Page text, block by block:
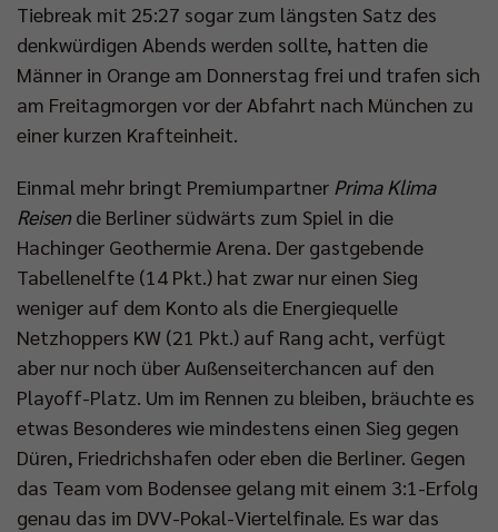
Tiebreak mit 25:27 sogar zum längsten Satz des
denkwürdigen Abends werden sollte, hatten die
Männer in Orange am Donnerstag frei und trafen sich
am Freitagmorgen vor der Abfahrt nach München zu
einer kurzen Krafteinheit.
Einmal mehr bringt Premiumpartner Prima Klima
Reisendie Berliner südwärts zum Spiel in die
Hachinger Geothermie Arena. Der gastgebende
Tabellenelfte (14 Pkt.) hat zwar nur einen Sieg
weniger auf dem Konto als die Energiequelle
Netzhoppers KW (21 Pkt.) auf Rang acht, verfügt
aber nur noch über Außenseiterchancen auf den
Playoff-Platz. Um im Rennen zu bleiben, bräuchte es
etwas Besonderes wie mindestens einen Sieg gegen
Düren, Friedrichshafen oder eben die Berliner. Gegen
das Team vom Bodensee gelang mit einem 3:1-Erfolg
genau das im DVV-Pokal-Viertelfinale. Es war das